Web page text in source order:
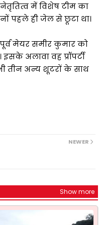
में विशेष टीम का
पहले ही जेल से छूटा था।
मेयर समीर कुमार को
अलावा वह प्रॉपर्टी
तीन अन्य शूटरों के साथ
NEWER
Show more